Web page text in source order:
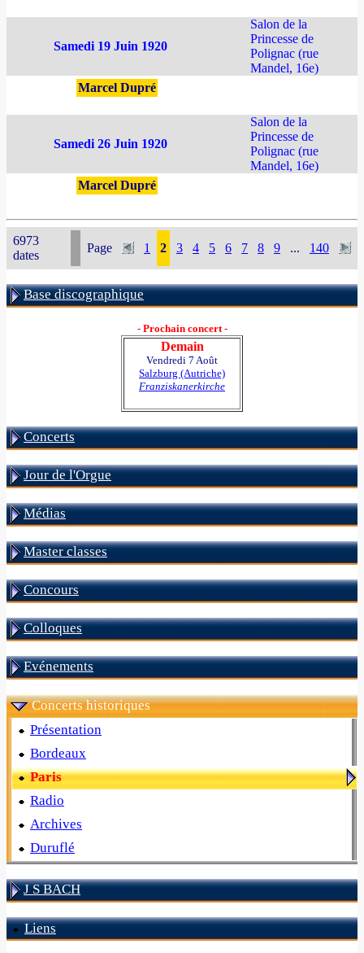
Samedi 19 Juin 1920
Salon de la
Princesse de
Polignac (rue
Mandel, 16e)
Marcel Dupré
Samedi 26 Juin 1920
Salon de la
Princesse de
Polignac (rue
Mandel, 16e)
Marcel Dupré
6973
dates
Page 1 2 3 4 5 6 7 8 9 ... 140
Base discographique
- Prochain concert -
Demain
Vendredi 7 Août
Salzburg (Autriche)
Franziskanerkirche
Concerts
Jour de l'Orgue
Médias
Master classes
Concours
Colloques
Evénements
Concerts historiques
Présentation
Bordeaux
Paris
Radio
Archives
Duruflé
J S BACH
Liens